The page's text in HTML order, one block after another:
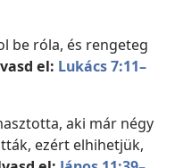
be róla, és rengeteg
el: Lukács 7:11–
aki már négy
ezért elhihetjük,